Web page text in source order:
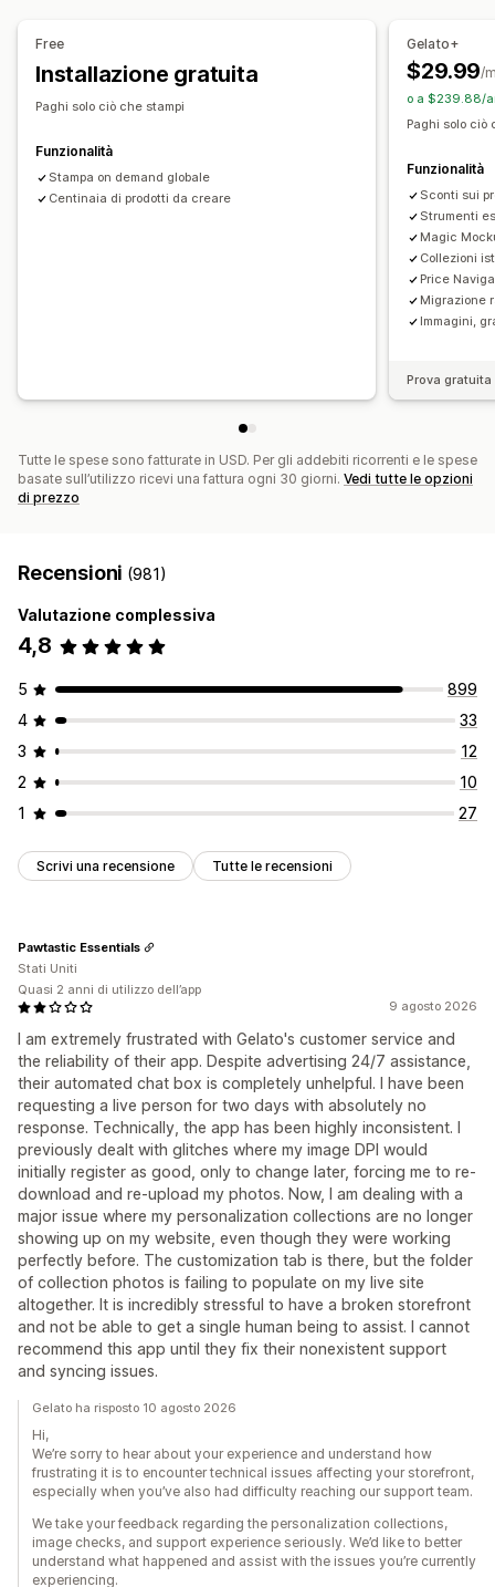
Polonia
Spagna
Stati Uniti
Sudafrica Svezia
Bicchieri, tazze e contenitori per bevande
Regali per le feste
Complementi d’arredo
Eco-friendly
Opzioni di spedizione
Free
Installazione gratuita
Paghi solo ciò che stampi
Funzionalità
Stampa on demand globale
Centinaia di prodotti da creare
Gelato+
$29.99/
o a $239.88/
Paghi solo ciò
Funzionalità
Sconti sui
Strumenti
Magic
Collezioni
Price
Migrazione
Immagini,
Prova
Tutte le spese sono fatturate in USD. Per gli addebiti ricorrenti e le spese
basate sull’utilizzo ricevi una fattura ogni 30 giorni. Vedi tutte le opzioni
di prezzo
Recensioni (981)
Valutazione complessiva
4,8
5
899
4
33
3
12
2
10
1
27
Scrivi una recensione Tutte le recensioni
9 agosto 2026
I am extremely frustrated with Gelato's customer service and
the reliability of their app. Despite advertising 24/7 assistance,
their automated chat box is completely unhelpful. I have been
requesting a live person for two days with absolutely no
response. Technically, the app has been highly inconsistent. I
previously dealt with glitches where my image DPI would
initially register as good, only to change later, forcing me to re-
download and re-upload my photos. Now, I am dealing with a
major issue where my personalization collections are no longer
showing up on my website, even though they were working
perfectly before. The customization tab is there, but the folder
of collection photos is failing to populate on my live site
altogether. It is incredibly stressful to have a broken storefront
and not be able to get a single human being to assist. I cannot
recommend this app until they fix their nonexistent support
and syncing issues.
Pawtastic Essentials
Stati Uniti
Quasi 2 anni di utilizzo dell’app
Gelato ha risposto 10 agosto 2026
Hi,
We’re sorry to hear about your experience and understand how
frustrating it is to encounter technical issues affecting your storefront,
especially when you’ve also had difficulty reaching our support team.
We take your feedback regarding the personalization collections,
image checks, and support experience seriously. We’d like to better
understand what happened and assist with the issues you’re currently
experiencing.